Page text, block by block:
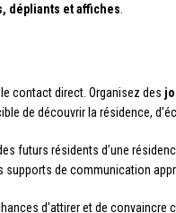
dépliants et affiches
contact direct. Organisez des
de découvrir la résidence,
futurs résidents d’une
de communication
d’attirer et de